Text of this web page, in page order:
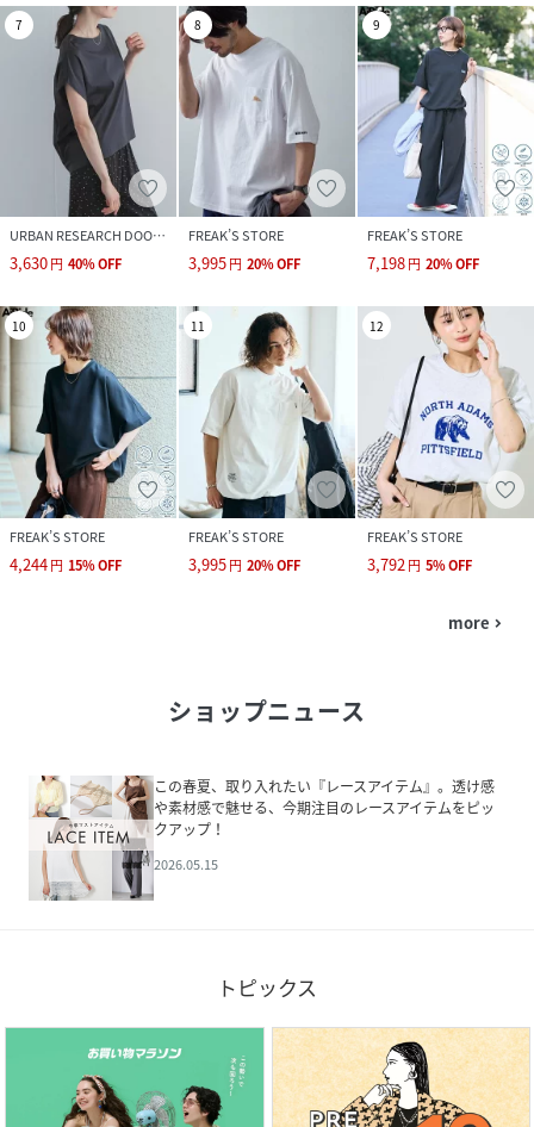
7
URBAN RESEARCH DOORS
3,630円 40%OFF
8
FREAK’S STORE
3,995円 20%OFF
9
FREAK’S STORE
7,198円 20%OFF
10
FREAK’S STORE
4,244円 15%OFF
11
FREAK’S STORE
3,995円 20%OFF
12
FREAK’S STORE
3,792円 5%OFF
more navigate_next
ショップニュース
この春夏、取り入れたい『レースアイテム』。透け感
や素材感で魅せる、今期注目のレースアイテムをピッ
クアップ！
2026.05.15
トピックス